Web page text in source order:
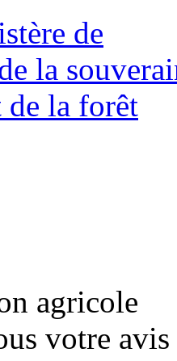
agricole
votre avis